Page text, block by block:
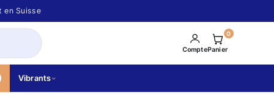
en Suisse
ComptePanier
0
Vibrants